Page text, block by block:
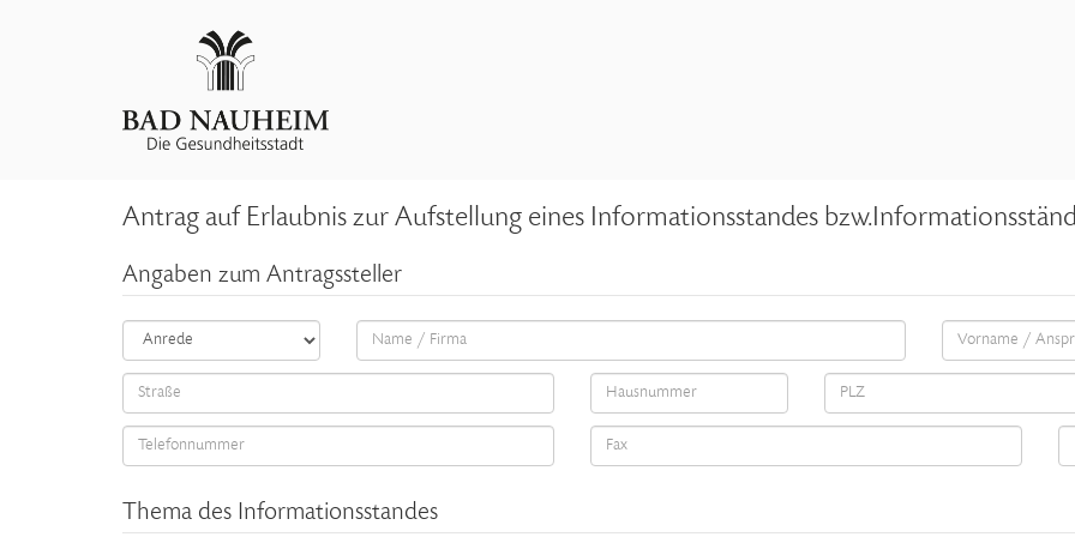
Antrag auf Erlaubnis zur Aufstellung eines Informationsstandes
Angaben zum Antragssteller
Thema des Informationsstandes